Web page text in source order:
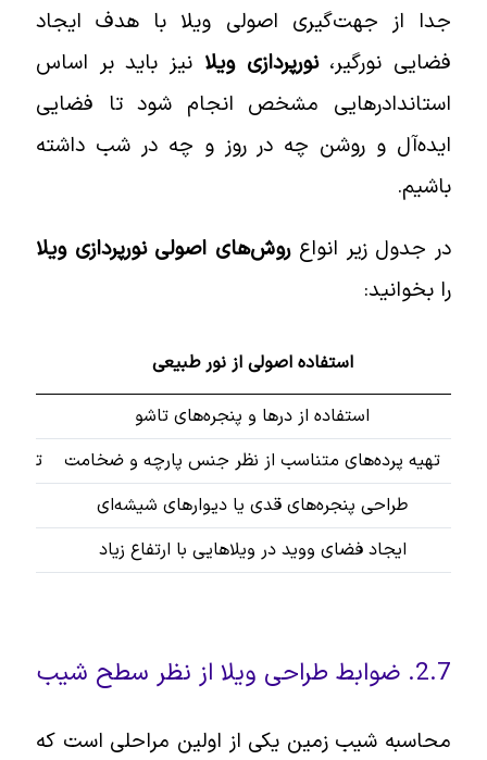
جدا از جهت‌گیری اصولی ویلا با هدف ایجاد
فضایی نورگیر،نورپردازی ویلانیز باید بر اساس
استاندادرهایی مشخص انجام شود تا فضایی
ایده‌آل و روشن چه در روز و چه در شب داشته
باشیم.
در جدول زیر انواعروش‌های اصولی نورپردازی ویلا
را بخوانید:
استفاده اصولی از نور طبیعی
استفاده از درها و پنجره‌های تاشو
تهیه پرده‌های متناسب از نظر جنس پارچه و ضخامت
توجه به
طراحی پنجره‌های قدی یا دیوارهای شیشه‌ای
ایجاد فضای ووید در ویلاهایی با ارتفاع زیاد
2.7. ضوابط طراحی ویلا از نظر سطح شیب
محاسبه شیب زمین یکی از اولین مراحلی است که